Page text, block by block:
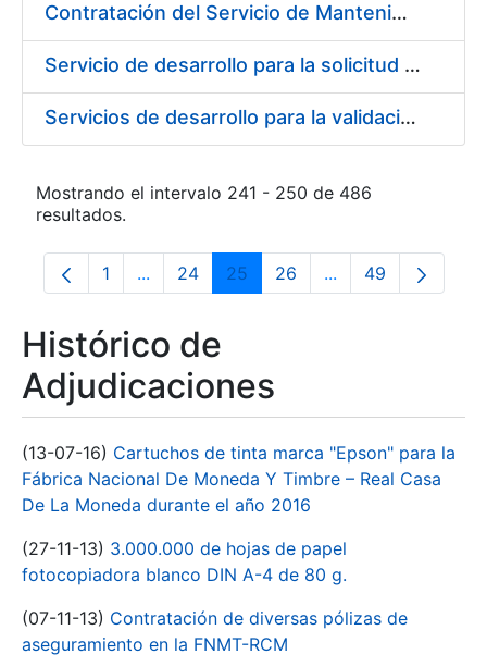
Contratación del Servicio de Mantenimiento de SIEM de CERES
Servicio de desarrollo para la solicitud de expedición y revocación de la infraestructura de clave pública de emisión de certificados SSL
Servicios de desarrollo para la validación/aceptación y revocación de solicitudes de expedición de la infraestructura de clave pública de emisión de certificados SSL
Mostrando el intervalo 241 - 250 de 486
resultados.
Página
1 ...Páginas intermedias Use TAB para
Página
24 Página
25 Página
26 ...PáginasPágina
49
Histórico de
Adjudicaciones
(13-07-16) Cartuchos de tinta marca "Epson" para la
Fábrica Nacional De Moneda Y Timbre – Real Casa
De La Moneda durante el año 2016
(27-11-13) 3.000.000 de hojas de papel
fotocopiadora blanco DIN A-4 de 80 g.
(07-11-13) Contratación de diversas pólizas de
aseguramiento en la FNMT-RCM